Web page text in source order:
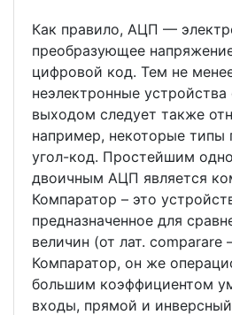
Как правило, АЦП —
преобразующее
цифровой код. Тем не
неэлектронные
выходом следует также
например, некоторые типы
угол-код. Простейшим
двоичным АЦП является
Компаратор – это
предназначенное для
величин (от лат. comparare
Компаратор, он же
большим коэффициентом
входы, прямой и